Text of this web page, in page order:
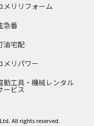
メリリフォーム
急番
油宅配
メリパワー
動工具・機械レンタル
ービス
All rights reserved.